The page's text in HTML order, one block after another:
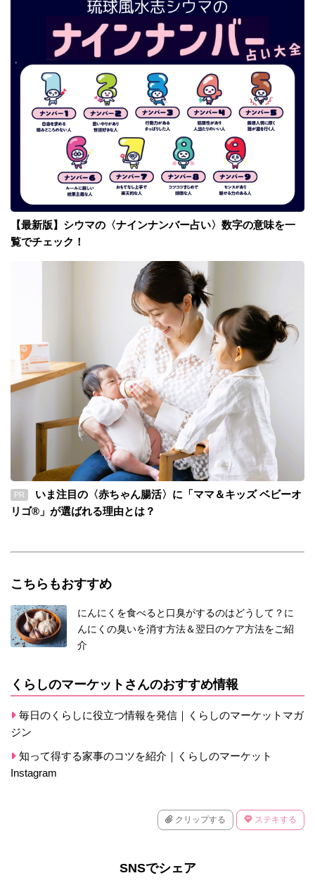
【最新版】シウマの〈ナインナンバー占い〉数字の意味を一
覧でチェック！
PR
いま注目の〈赤ちゃん腸活〉に「ママ＆キッズ ベビーオ
リゴ®」が選ばれる理由とは？
こちらもおすすめ
にんにくを食べると口臭がするのはどうして？に
んにくの臭いを消す方法＆翌日のケア方法をご紹
介
くらしのマーケットさんのおすすめ情報
毎日のくらしに役立つ情報を発信｜くらしのマーケットマガ
ジン
知って得する家事のコツを紹介｜くらしのマーケット
Instagram
クリップする ステキする
SNSでシェア